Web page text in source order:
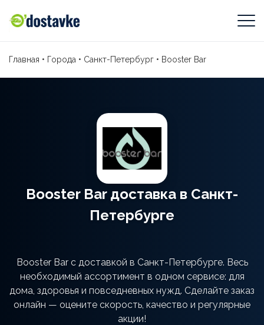
Главная • Города • Санкт-Петербург • Booster Bar
Booster Bar доставка в Санкт-
Петербурге
Booster Bar с доставкой в Санкт-Петербурге. Весь
необходимый ассортимент в одном сервисе: для
дома, здоровья и повседневных нужд. Сделайте заказ
онлайн — оцените скорость, качество и регулярные
акции!